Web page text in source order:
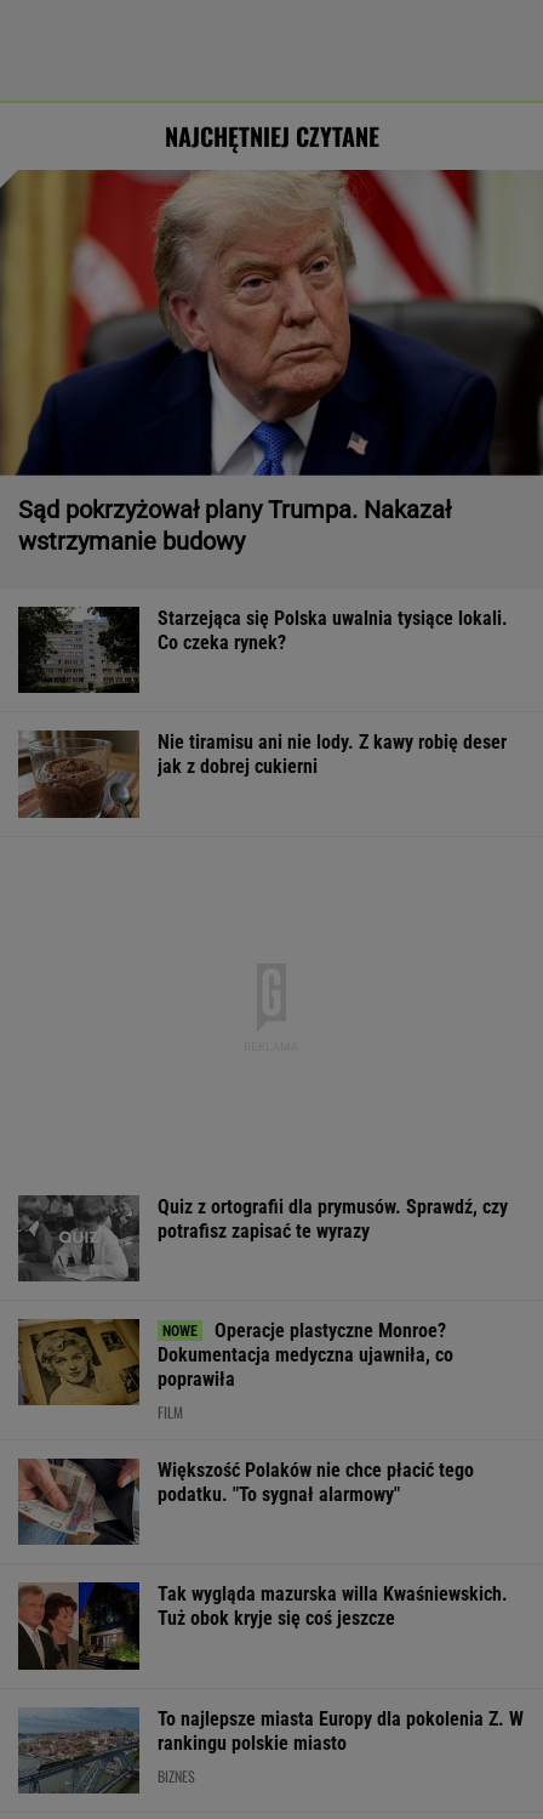
NAJCHĘTNIEJ CZYTANE
Sąd pokrzyżował plany Trumpa. Nakazał
wstrzymanie budowy
Starzejąca się Polska uwalnia tysiące lokali.
Co czeka rynek?
Nie tiramisu ani nie lody. Z kawy robię deser
jak z dobrej cukierni
Quiz z ortografii dla prymusów. Sprawdź, czy
potrafisz zapisać te wyrazy
Operacje plastyczne Monroe?
Dokumentacja medyczna ujawniła, co
poprawiła
FILM
Większość Polaków nie chce płacić tego
podatku. "To sygnał alarmowy"
Tak wygląda mazurska willa Kwaśniewskich.
Tuż obok kryje się coś jeszcze
To najlepsze miasta Europy dla pokolenia Z. W
rankingu polskie miasto
BIZNES